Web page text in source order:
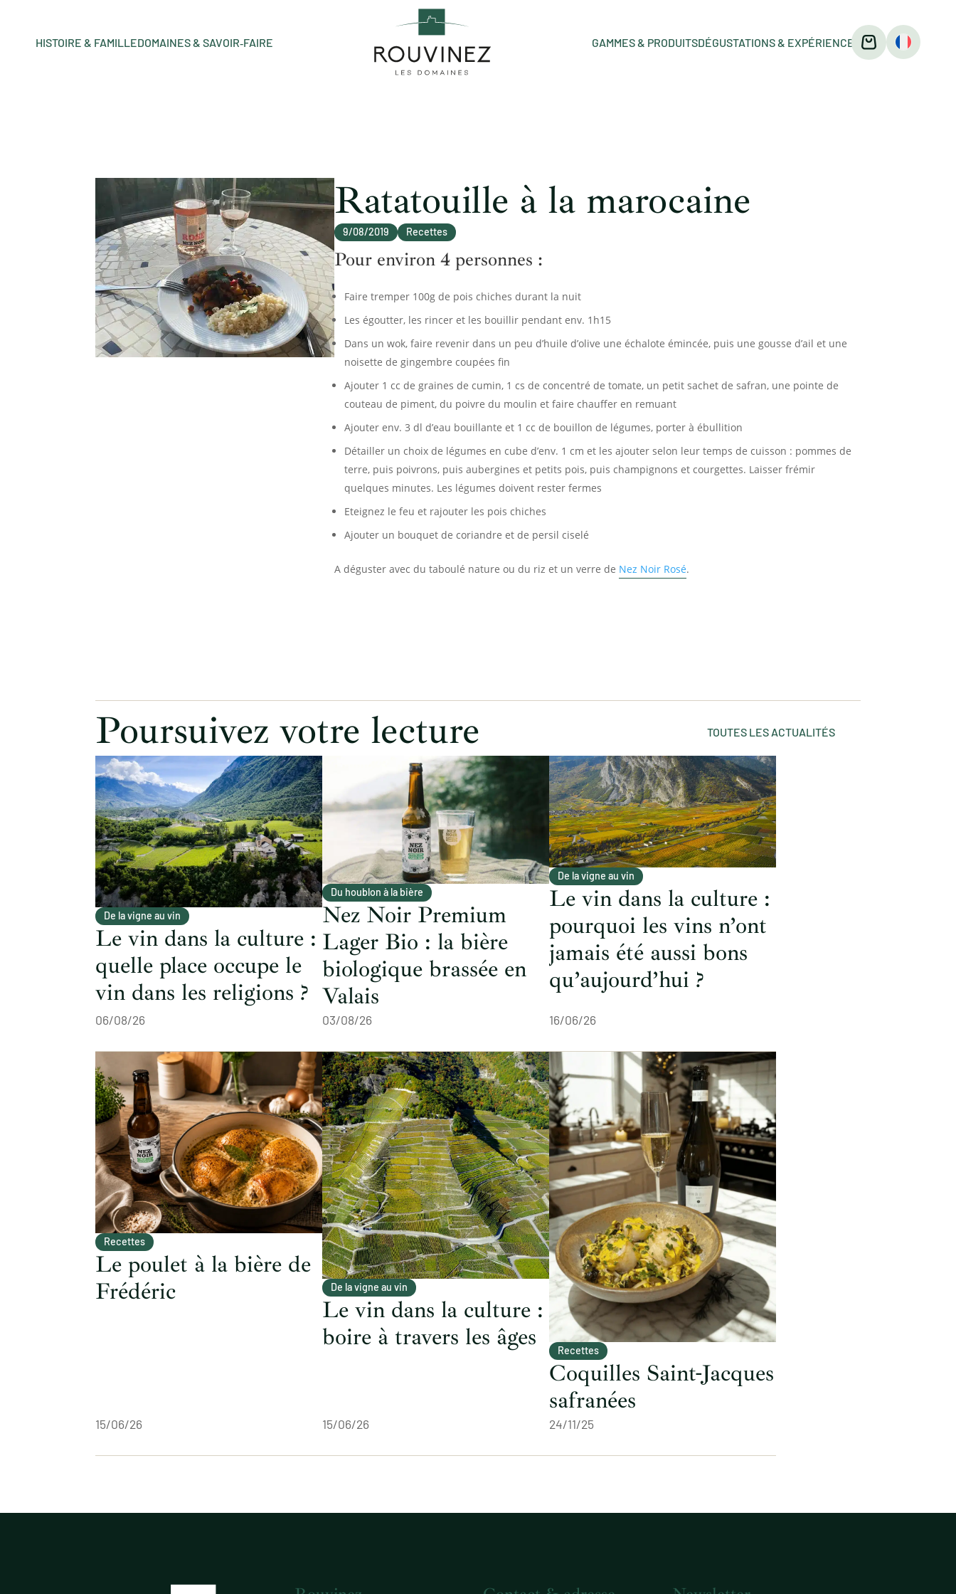
HISTOIRE & FAMILLEDOMAINES & SAVOIR‑FAIRE GAMMES & PRODUITSDÉGUSTATIONS & EXPÉRIENCES
Ratatouille à la marocaine
9/08/2019 Recettes
Pour environ 4 personnes :
Faire tremper 100g de pois chiches durant la nuit
Les égoutter, les rincer et les bouillir pendant env. 1h15
Dans un wok, faire revenir dans un peu d’huile d’olive une échalote émincée, puis une gousse d’ail et une
noisette de gingembre coupées fin
Ajouter 1 cc de graines de cumin, 1 cs de concentré de tomate, un petit sachet de safran, une pointe de
couteau de piment, du poivre du moulin et faire chauffer en remuant
Ajouter env. 3 dl d’eau bouillante et 1 cc de bouillon de légumes, porter à ébullition
Détailler un choix de légumes en cube d’env. 1 cm et les ajouter selon leur temps de cuisson : pommes de
terre, puis poivrons, puis aubergines et petits pois, puis champignons et courgettes. Laisser frémir
quelques minutes. Les légumes doivent rester fermes
Eteignez le feu et rajouter les pois chiches
Ajouter un bouquet de coriandre et de persil ciselé
A déguster avec du taboulé nature ou du riz et un verre de Nez Noir Rosé.
Poursuivez votre lecture TOUTES LES ACTUALITÉS
De la vigne au vin
Le vin dans la culture :
quelle place occupe le
vin dans les religions ?
06/08/26
Du houblon à la bière
Nez Noir Premium
Lager Bio : la bière
biologique brassée en
Valais
03/08/26
De la vigne au vin
Le vin dans la culture :
pourquoi les vins n’ont
jamais été aussi bons
qu’aujourd’hui ?
16/06/26
Recettes
Le poulet à la bière de
Frédéric
15/06/26
De la vigne au vin
Le vin dans la culture :
boire à travers les âges
15/06/26
Recettes
Coquilles Saint-Jacques
safranées
24/11/25